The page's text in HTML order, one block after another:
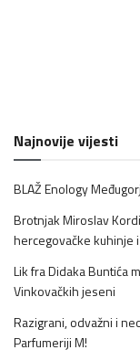
Najnovije vijesti
BLAŽ Enology
Brotnjak Miroslav
hercegovačke kuhinje
Lik fra Didaka Buntića
Vinkovačkih jeseni
Razigrani, odvažni i
Parfumeriji M!